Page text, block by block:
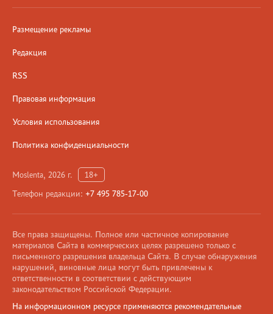
Размещение рекламы
Редакция
RSS
Правовая информация
Условия использования
Политика конфиденциальности
Moslenta, 2026 г.
18+
Телефон редакции: +7 495 785-17-00
Все права защищены. Полное или частичное копирование
материалов Сайта в коммерческих целях разрешено только с
письменного разрешения владельца Сайта. В случае обнаружения
нарушений, виновные лица могут быть привлечены к
ответственности в соответствии с действующим
законодательством Российской Федерации.
На информационном ресурсе применяются рекомендательные